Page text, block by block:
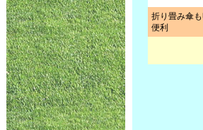
折り畳み傘
便利